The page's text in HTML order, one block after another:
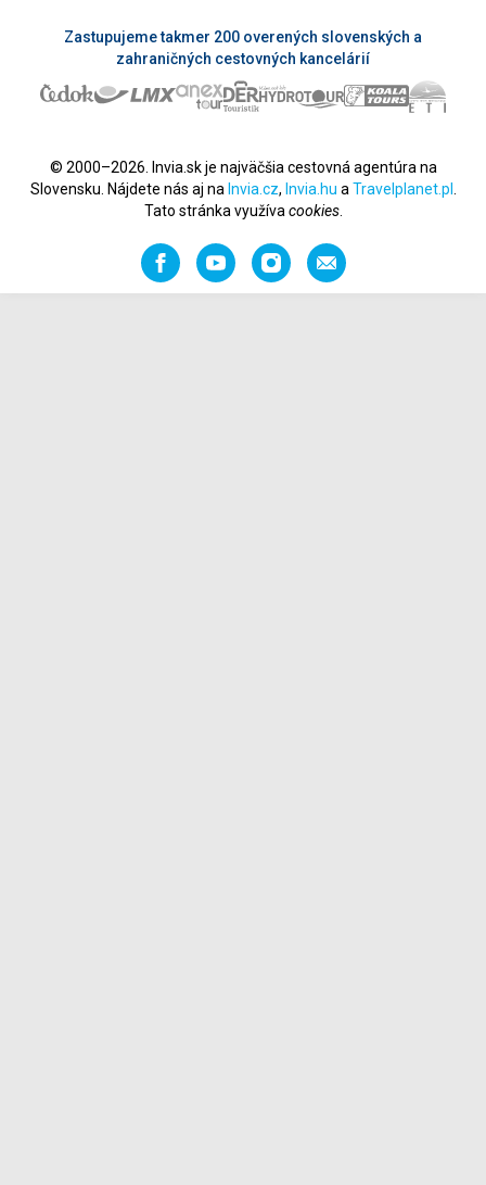
Zastupujeme takmer 200 overených slovenských a
zahraničných cestovných kancelárií
© 2000–2026. Invia.sk je najväčšia cestovná agentúra na
Slovensku. Nájdete nás aj na Invia.cz, Invia.hu a Travelplanet.pl
Tato stránka využíva cookies.
FacebookYouTubeInstagramOdporučiť